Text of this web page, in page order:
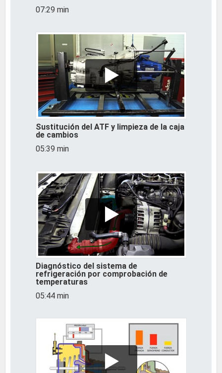
07:29 min
Sustitución del ATF y limpieza de la caja
de cambios
05:39 min
Diagnóstico del sistema de
refrigeración por comprobación de
temperaturas
05:44 min